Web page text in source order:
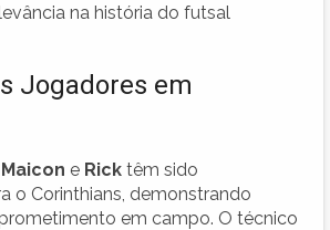
na história do futsal
Jogadores em
Maicon e Rick têm sido
o Corinthians, demonstrando
em campo. O técnico